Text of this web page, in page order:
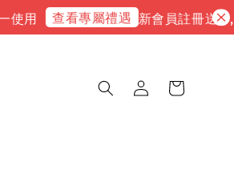
查看專屬禮遇 新會員註冊送 3,000